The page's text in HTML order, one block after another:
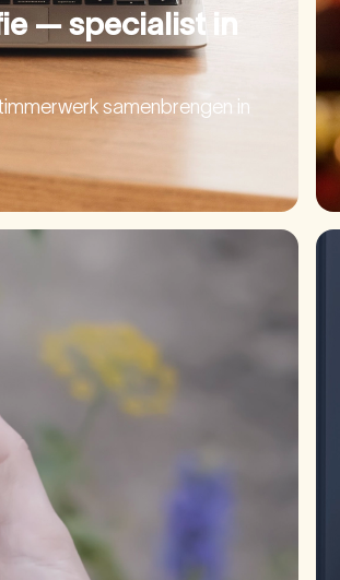
— specialist in
samenbrengen in